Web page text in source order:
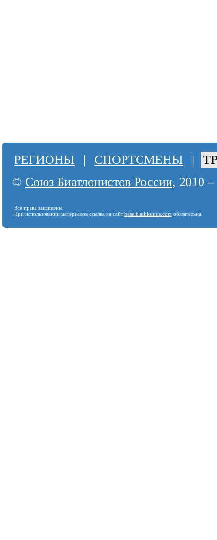
РЕГИОНЫ | СПОРТСМЕНЫ |
© Союз Биатлонистов России, 2010
Все права защищены.
При использовании материалов ссылка на сайт base.biathlonrus.com обязательна.